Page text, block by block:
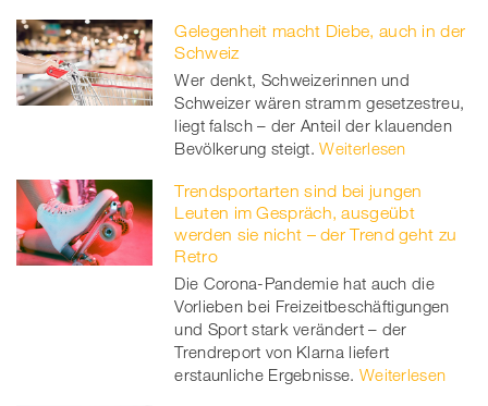
Gelegenheit macht Diebe, auch in der
Schweiz
Wer denkt, Schweizerinnen und
Schweizer wären stramm gesetzestreu,
liegt falsch – der Anteil der klauenden
Bevölkerung steigt. Weiterlesen
Trendsportarten sind bei jungen
Leuten im Gespräch, ausgeübt
werden sie nicht – der Trend geht zu
Retro
Die Corona-Pandemie hat auch die
Vorlieben bei Freizeitbeschäftigungen
und Sport stark verändert – der
Trendreport von Klarna liefert
erstaunliche Ergebnisse. Weiterlesen